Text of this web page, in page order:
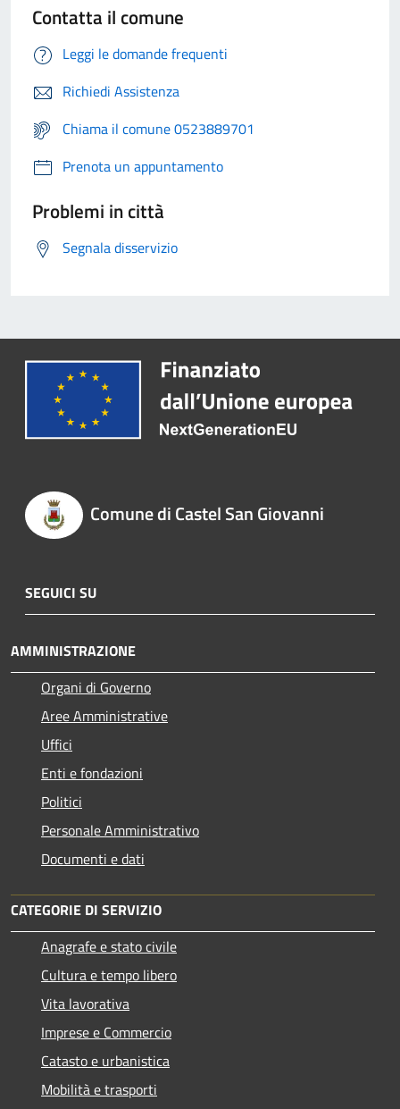
Contatta il comune
Leggi le domande frequenti
Richiedi Assistenza
Chiama il comune 0523889701
Prenota un appuntamento
Problemi in città
Segnala disservizio
Comune di Castel San Giovanni
SEGUICI SU
AMMINISTRAZIONE
Organi di Governo
Aree Amministrative
Uffici
Enti e fondazioni
Politici
Personale Amministrativo
Documenti e dati
CATEGORIE DI SERVIZIO
Anagrafe e stato civile
Cultura e tempo libero
Vita lavorativa
Imprese e Commercio
Catasto e urbanistica
Mobilità e trasporti